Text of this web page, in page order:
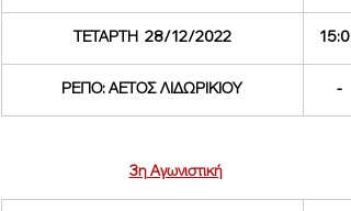
ΤΕΤΑΡΤΗ  28/12/2022 15:00
ΡΕΠΟ: ΑΕΤΟΣ ΛΙΔΩΡΙΚΙΟΥ -
3η Αγωνιστική